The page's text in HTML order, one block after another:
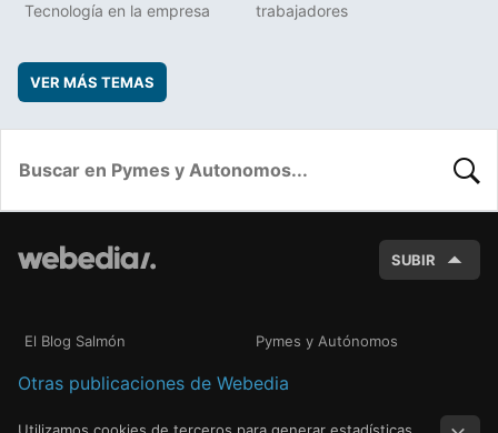
Tecnología en la empresa trabajadores
VER MÁS TEMAS
SUBIR
El Blog Salmón Pymes y Autónomos
Otras publicaciones de Webedia